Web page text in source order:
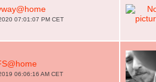
07:01:07 PM CET
06:06:16 AM CET